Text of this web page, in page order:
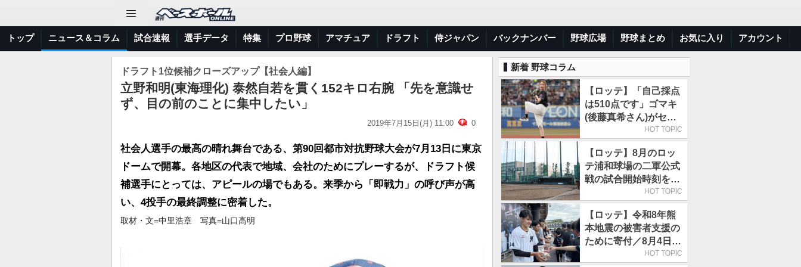
トップ ニュース＆コラム 試合速報 選手データ 特集 プロ野球 アマチュア ドラフト 侍ジャパン バックナンバー 野球広場 野球まとめ お気に入り アカウント
ドラフト1位候補クローズアップ【社会人編】
立野和明(東海理化) 泰然自若を貫く152キロ右腕 「先を意識せ
ず、目の前のことに集中したい」
2019年7月15日(月) 11:00 0
社会人選手の最高の晴れ舞台である、第90回都市対抗野球大会が7月13日に東京
ドームで開幕。各地区の代表で地域、会社のためにプレーするが、ドラフト候
補選手にとっては、アピールの場でもある。来季から「即戦力」の呼び声が高
い、4投手の最終調整に密着した。
取材・文=中里浩章 写真=山口高明
新着 野球コラム
【ロッテ】「自己採点
は510点です」ゴマキ
(後藤真希さん)がセレ
モニアルピッチHOT TOPIC
【ロッテ】8月のロッ
テ浦和球場の二軍公式
戦の試合開始時刻を午
前10時30分に変更HOT TOPIC
【ロッテ】令和8年熊
本地震の被害者支援の
ために寄付／8月4日に
は選手たちが募金箱を
HOT TOPIC